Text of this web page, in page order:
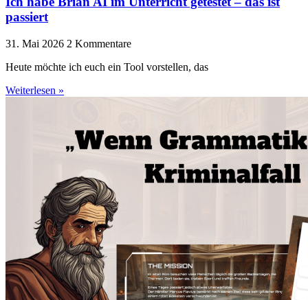
passiert
31. Mai 2026 2 Kommentare
Heute möchte ich euch ein Tool vorstellen, das
Weiterlesen »